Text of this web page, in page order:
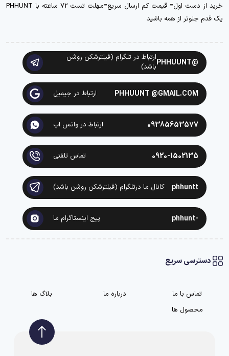
خرید از دست اول= قیمت کم ارسال سریع=مهلت تست 72 ساعته با PHHUNT
یک قدم جلوتر از همه باشید
@PHHUUNT
ارتباط در تلگرام (فیلترشکن روشن
باشد)
PHHUUNT @GMAIL.COM ارتباط در جیمیل
09385653577 ارتباط در واتس اپ
0920-1502135 تماس تلفنی
phhuntt کانال ما درتلگرام (فیلترشکن روشن باشد)
-phhunt پیج اینستاگرام ما
دسترسی سریع
تماس با ما درباره ما
بلاگ ها
محصول ها